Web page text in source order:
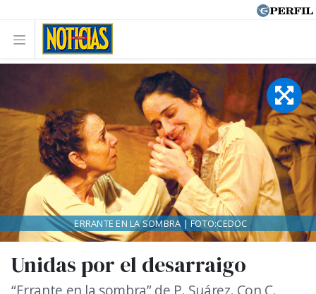
Unidas por el desarraigo
“Errante en la sombra” de P. Suárez. Con C.
ERRANTE EN LA SOMBRA | FOTO:CEDOC